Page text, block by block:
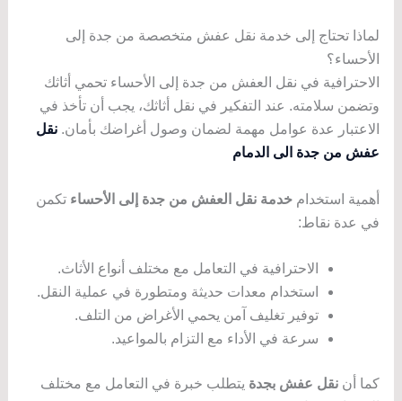
لماذا تحتاج إلى خدمة نقل عفش متخصصة من جدة إلى
الأحساء؟
الاحترافية في نقل العفش من جدة إلى الأحساء تحمي أثاثك
وتضمن سلامته. عند التفكير في نقل أثاثك، يجب أن تأخذ في
الاعتبار عدة عوامل مهمة لضمان وصول أغراضك بأمان. نقل
عفش من جدة الى الدمام
أهمية استخدام خدمة نقل العفش من جدة إلى الأحساء تكمن
في عدة نقاط:
الاحترافية في التعامل مع مختلف أنواع الأثاث.
استخدام معدات حديثة ومتطورة في عملية النقل.
توفير تغليف آمن يحمي الأغراض من التلف.
سرعة في الأداء مع التزام بالمواعيد.
كما أن نقل عفش بجدة يتطلب خبرة في التعامل مع مختلف